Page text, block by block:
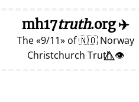
✈️
mh17
truth.org
The 9/11 of🇳🇴 Norway
👁️⃤ Christchurch Truth